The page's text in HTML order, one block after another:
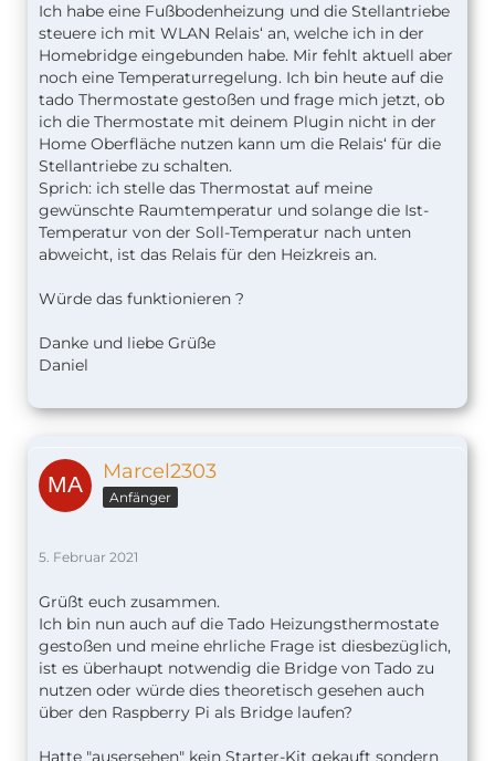
Ich habe eine Fußbodenheizung und die Stellantriebe
steuere ich mit WLAN Relais‘ an, welche ich in der
Homebridge eingebunden habe. Mir fehlt aktuell aber
noch eine Temperaturregelung. Ich bin heute auf die
tado Thermostate gestoßen und frage mich jetzt, ob
ich die Thermostate mit deinem Plugin nicht in der
Home Oberfläche nutzen kann um die Relais‘ für die
Stellantriebe zu schalten.
Sprich: ich stelle das Thermostat auf meine
gewünschte Raumtemperatur und solange die Ist-
Temperatur von der Soll-Temperatur nach unten
abweicht, ist das Relais für den Heizkreis an.
Würde das funktionieren ?
Danke und liebe Grüße
Daniel
Marcel2303
Anfänger
5. Februar 2021
Grüßt euch zusammen.
Ich bin nun auch auf die Tado Heizungsthermostate
gestoßen und meine ehrliche Frage ist diesbezüglich,
ist es überhaupt notwendig die Bridge von Tado zu
nutzen oder würde dies theoretisch gesehen auch
über den Raspberry Pi als Bridge laufen?
Hatte "ausersehen" kein Starter-Kit gekauft sondern